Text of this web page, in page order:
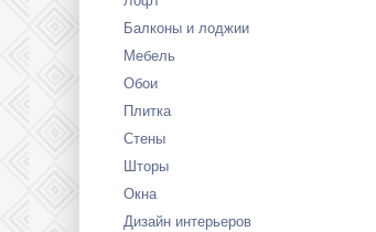
Балконы и лоджии
Мебель
Обои
Плитка
Стены
Шторы
Окна
Дизайн интерьеров